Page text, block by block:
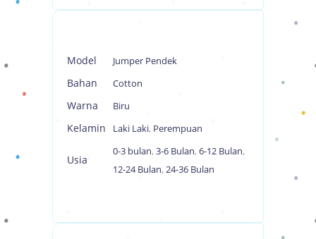
Model Jumper Pendek
Bahan Cotton
Warna Biru
Kelamin Laki Laki, Perempuan
Usia
0-3 bulan, 3-6 Bulan, 6-12 Bulan,
12-24 Bulan, 24-36 Bulan